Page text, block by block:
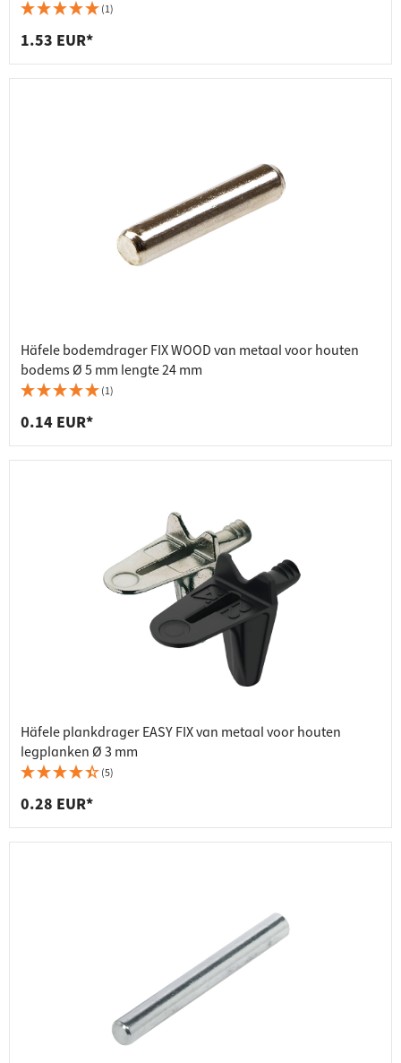
(1)
1.53 EUR*
Häfele bodemdrager FIX WOOD van metaal voor houten
bodems Ø 5 mm lengte 24 mm
(1)
0.14 EUR*
Häfele plankdrager EASY FIX van metaal voor houten
legplanken Ø 3 mm
(5)
0.28 EUR*